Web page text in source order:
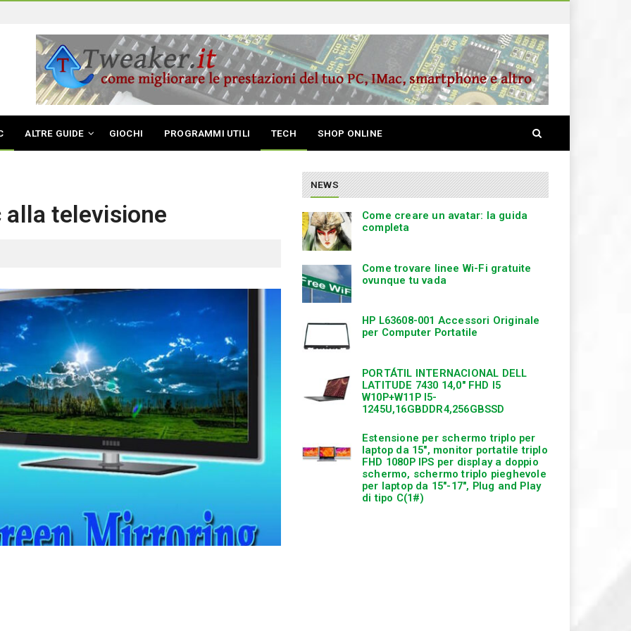
ALTRE GUIDE GIOCHI PROGRAMMI UTILI TECH SHOP ONLINE
r
c
h
alla televisione
NEWS
Come creare un avatar: la guida
completa
Come trovare linee Wi-Fi gratuite
ovunque tu vada
HP L63608-001 Accessori Originale
per Computer Portatile
PORTÁTIL INTERNACIONAL DELL
LATITUDE 7430 14,0″ FHD I5
W10P+W11P I5-
1245U,16GBDDR4,256GBSSD
Estensione per schermo triplo per
laptop da 15″, monitor portatile triplo
FHD 1080P IPS per display a doppio
schermo, schermo triplo pieghevole
per laptop da 15″-17″, Plug and Play
di tipo C(1#)